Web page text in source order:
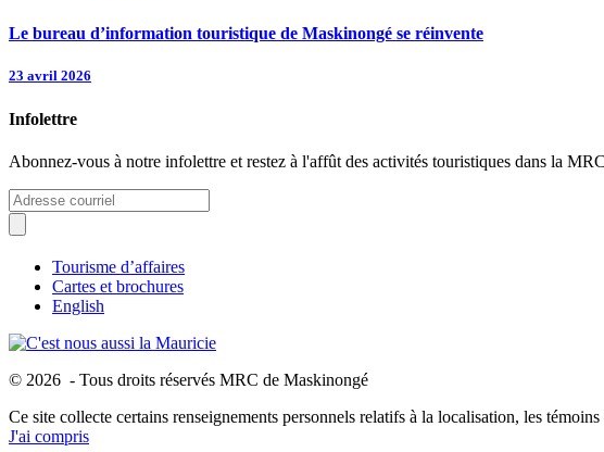
Le bureau d’information touristique de Maskinongé se réinvente
23 avril 2026
Infolettre
Abonnez-vous à notre infolettre et restez à l'affût des activités touristiques dans la
Tourisme d’affaires
Cartes et brochures
English
© 2026 - Tous droits réservés MRC de Maskinongé
Ce site collecte certains renseignements personnels relatifs à la localisation, les
J'ai compris